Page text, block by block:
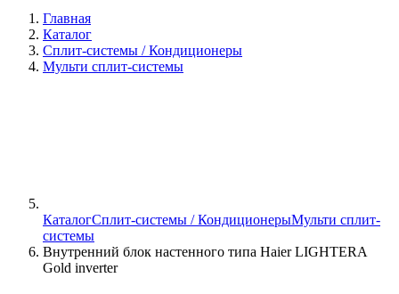
Главная
Каталог
Сплит-системы / Кондиционеры
Мульти сплит-системы
КаталогСплит-системы / КондиционерыМульти сплит-
системы
Внутренний блок настенного типа Haier LIGHTERA
Gold inverter